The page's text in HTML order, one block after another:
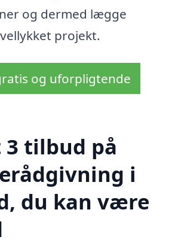
og dermed lægge
projekt.
og uforpligtende
3 tilbud på
i
du kan være